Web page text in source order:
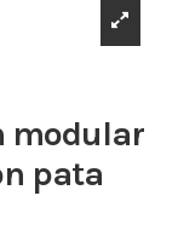
modular
pata